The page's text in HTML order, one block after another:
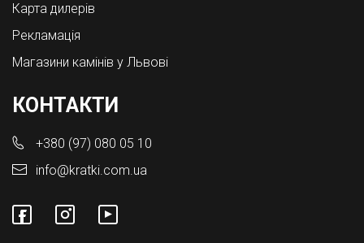
Карта дилерів
Рекламація
Магазини камінів у Львові
КОНТАКТИ
+380 (97) 080 05 10
info@kratki.com.ua